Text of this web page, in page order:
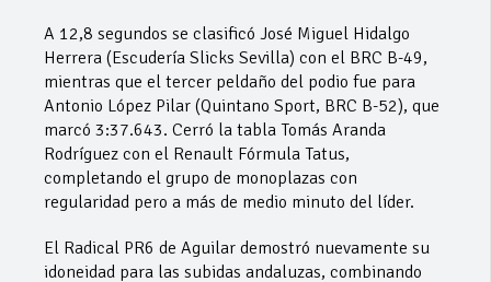
A 12,8 segundos se clasificó José Miguel Hidalgo
Herrera (Escudería Slicks Sevilla) con el BRC B-49,
mientras que el tercer peldaño del podio fue para
Antonio López Pilar (Quintano Sport, BRC B-52), que
marcó 3:37.643. Cerró la tabla Tomás Aranda
Rodríguez con el Renault Fórmula Tatus,
completando el grupo de monoplazas con
regularidad pero a más de medio minuto del líder.
El Radical PR6 de Aguilar demostró nuevamente su
idoneidad para las subidas andaluzas, combinando